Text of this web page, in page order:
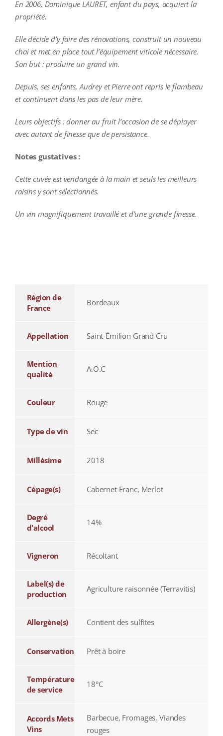
En 2006, Dominique LAURET, enfant du pays, acquiert la
propriété.
Elle décide d’y faire des rénovations, construit un nouveau
chai et met en place tout l’équipement viticole nécessaire.
Son but : produire un grand vin.
Depuis, ses enfants, Audrey et Pierre ont repris le flambeau
et continuent dans les pas de leur mère.
Leurs objectifs : donner au fruit l’occasion de se déployer
avec autant de finesse que de persistance.
Notes gustatives :
Cette cuvée est vendangée à la main et seuls les meilleurs
raisins y sont sélectionnés.
Un vin magnifiquement travaillé et d’une grande finesse.
Région de
France
Bordeaux
Appellation Saint-Émilion Grand Cru
Mention
qualité
A.O.C
Couleur Rouge
Type de vin Sec
Millésime 2018
Cépage(s) Cabernet Franc, Merlot
Degré
d'alcool
14%
Vigneron Récoltant
Label(s) de
production
Agriculture raisonnée (Terravitis)
Allergène(s) Contient des sulfites
Conservation Prêt à boire
Température
de service
18°C
Accords Mets
Vins
Barbecue, Fromages, Viandes
rouges